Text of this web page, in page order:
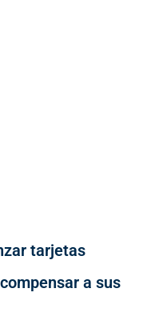
tarjetas
a sus